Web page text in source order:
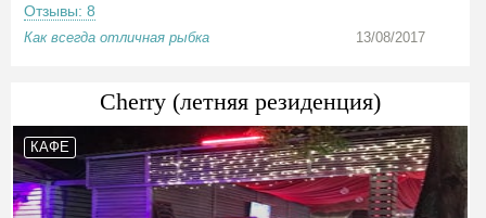
Отзывы: 8
Как всегда отличная рыбка 13/08/2017
Cherry (летняя резиденция)
КАФЕ